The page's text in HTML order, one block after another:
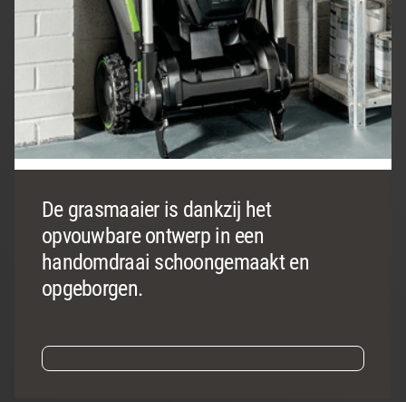
De grasmaaier is dankzij het
opvouwbare ontwerp in een
handomdraai schoongemaakt en
opgeborgen.